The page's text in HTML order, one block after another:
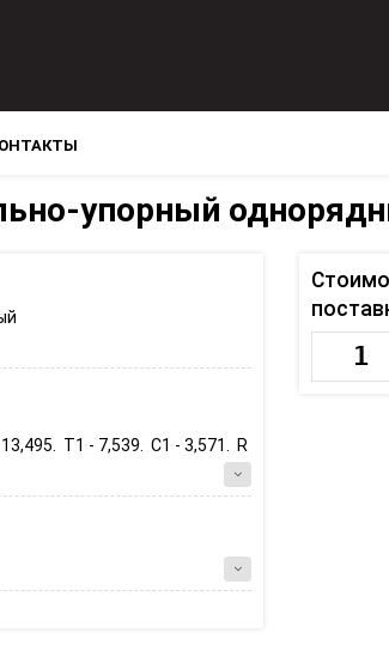
упорный
T1 - 7,539. C1 - 3,571. R